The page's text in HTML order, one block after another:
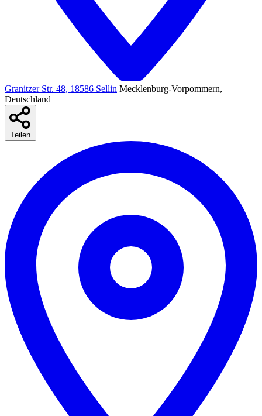
Granitzer Str. 48, 18586 Sellin Mecklenburg-Vorpommern,
Deutschland
Teilen